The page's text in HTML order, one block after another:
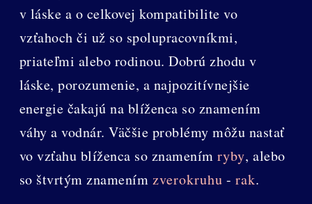
v láske a o celkovej kompatibilite vo
vzťahoch či už so spolupracovníkmi,
priateľmi alebo rodinou. Dobrú zhodu v
láske, porozumenie, a najpozitívnejšie
energie čakajú na blíženca so znamením
váhy a vodnár. Väčšie problémy môžu nastať
vo vzťahu blíženca so znamenímryby, alebo
so štvrtým znamením zverokruhu -rak.